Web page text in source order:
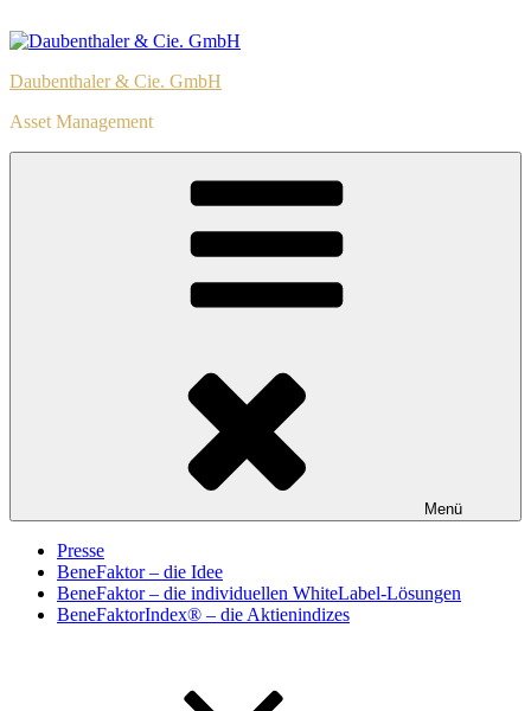
Inhalt
Daubenthaler & Cie. GmbH
Asset Management
Menü
Presse
BeneFaktor – die Idee
BeneFaktor – die individuellen WhiteLabel-Lösungen
BeneFaktorIndex® – die Aktienindizes